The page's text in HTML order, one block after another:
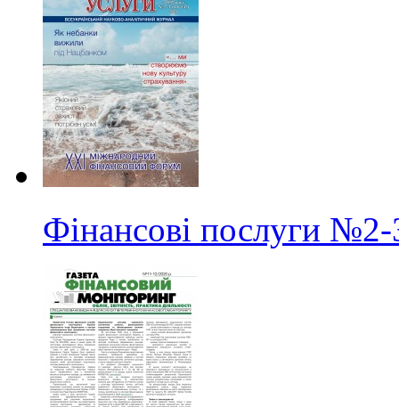
Фінансові послуги №2-